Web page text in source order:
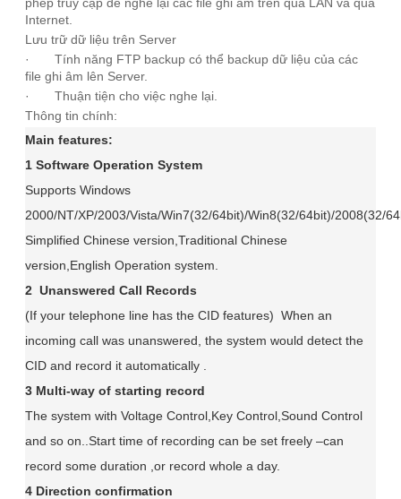
Internet.
Lưu trữ dữ liệu trên Server
· Tính năng FTP backup có thể backup dữ liệu của các
file ghi âm lên Server.
· Thuận tiện cho việc nghe lại.
Thông tin chính:
Main features:
1 Software Operation System
Supports Windows
2000/NT/XP/2003/Vista/Win7(32/64bit)/Win8(32/64bit)/2008(32/
Simplified Chinese version,Traditional Chinese
version,English Operation system.
2 Unanswered Call Records
(If your telephone line has the CID features) When an
incoming call was unanswered, the system would detect the
CID and record it automatically .
3 Multi-way of starting record
The system with Voltage Control,Key Control,Sound Control
and so on..Start time of recording can be set freely –can
record some duration ,or record whole a day.
4 Direction confirmation